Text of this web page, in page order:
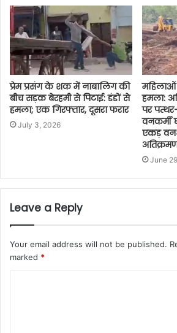
प्रेम प्रसंग के शक में नाबालिग की
बीच सड़क बेरहमी से पिटाई: डंडों से
हमला; एक गिरफ्तार, दूसरा फरार
July 3, 2026
हमला:
पर
वनकर्मी
एकड़
June
Leave a Reply
Your email address will not be published.
marked *